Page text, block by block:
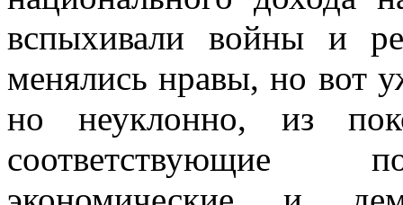
вспыхивали войны и
менялись нравы, но вот
но неуклонно, из
соответствующие